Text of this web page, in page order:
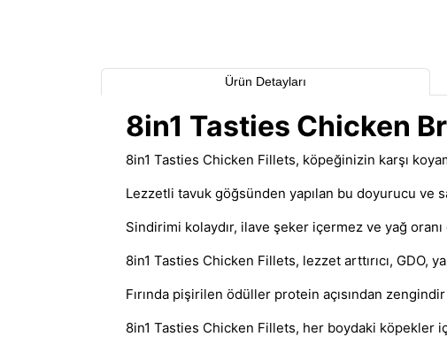
Ürün Detayları
8in1 Tasties Chicken
8in1 Tasties Chicken Fillets, köpeğinizin karşı
Lezzetli tavuk göğsünden yapılan bu doyurucu ve
Sindirimi kolaydır, ilave şeker içermez ve yağ
8in1 Tasties Chicken Fillets, lezzet arttırıcı,
Fırında pişirilen ödüller protein açısından
8in1 Tasties Chicken Fillets, her boydaki köpekler